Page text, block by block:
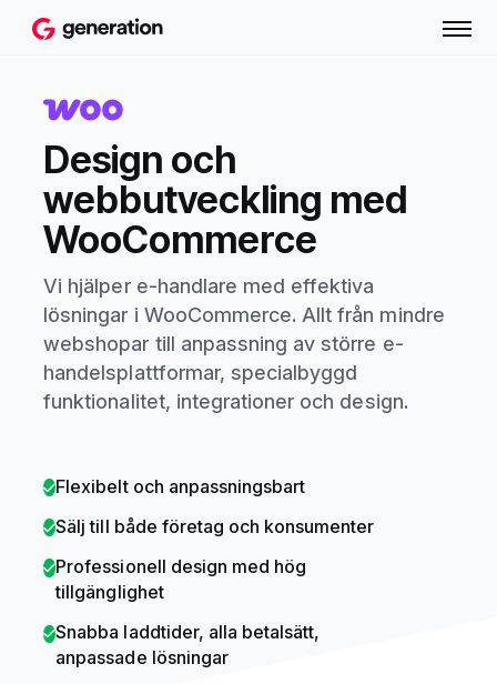
Design och
webbutveckling med
WooCommerce
Vi hjälper e-handlare med effektiva
lösningar i WooCommerce. Allt från mindre
webshopar till anpassning av större e-
handelsplattformar, specialbyggd
funktionalitet, integrationer och design.
Flexibelt och anpassningsbart
Sälj till både företag och konsumenter
Professionell design med hög
tillgänglighet
Snabba laddtider, alla betalsätt,
anpassade lösningar